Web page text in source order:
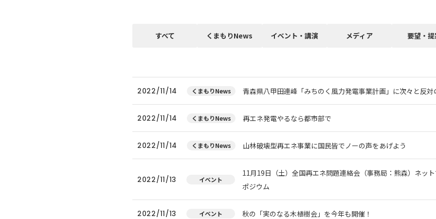
すべて くまもりNews イベント・講演 メディア 要望・
2022/11/14 くまもりNews 青森県八甲田連峰「みちのく風力発電事業計画」に次々と反対
2022/11/14 くまもりNews 再エネ発電やるなら都市部で
2022/11/14 くまもりNews 山林破壊型再エネ事業に国民皆でノーの声をあげよう
2022/11/13 イベント
11月19日（土）全国再エネ問題連絡会（事務局：熊森）ネッ
ポジウム
2022/11/13 イベント 秋の「実のなる木植樹会」を今年も開催！